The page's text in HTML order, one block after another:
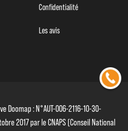
Confidentialité
Les avis
Doomap : N°AUT-006-2116-10-30-
2017 par le CNAPS (Conseil National